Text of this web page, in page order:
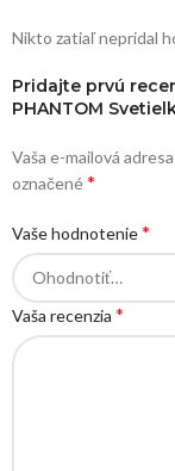
Nikto zatiaľ nepridal
Pridajte prvú
PHANTOM
Vaša e-mailová
označené*
Vaše hodnotenie*
Vaša recenzia *